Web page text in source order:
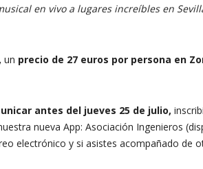
en vivo a lugares increíbles en
un precio de 27 euros por persona en
antes del jueves 25 de julio,
nueva App: Asociación Ingenieros
electrónico y si asistes acompañado de